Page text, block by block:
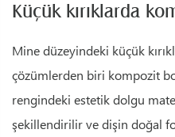
Küçük kırıklarda
Mine düzeyindeki küçük
çözümlerden biri kompozit
rengindeki estetik dolgu
şekillendirilir ve dişin doğal